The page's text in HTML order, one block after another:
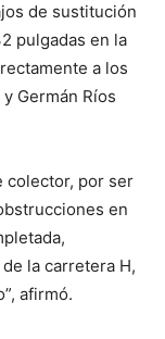
de sustitución
pulgadas en la
a los
Germán Ríos
colector, por ser
en
la carretera H,
afirmó.